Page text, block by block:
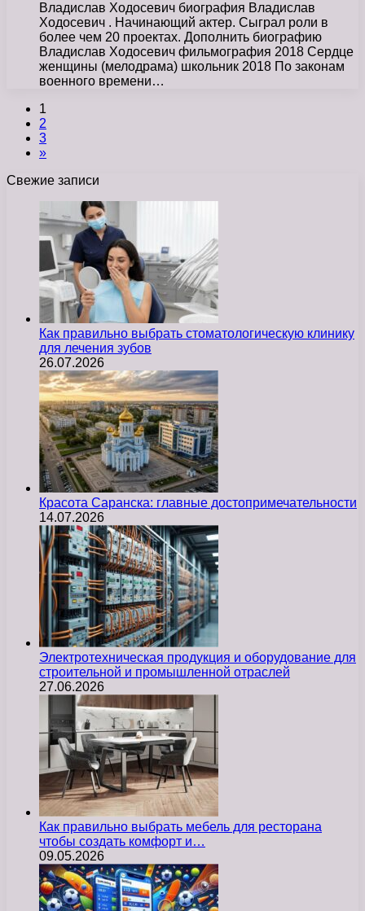
Владислав Ходосевич биография Владислав
Ходосевич . Начинающий актер. Сыграл роли в
более чем 20 проектах. Дополнить биографию
Владислав Ходосевич фильмография 2018 Сердце
женщины (мелодрама) школьник 2018 По законам
военного времени…
1
2
3
»
Свежие записи
Как правильно выбрать стоматологическую клинику
для лечения зубов
26.07.2026
Красота Саранска: главные достопримечательности
14.07.2026
Электротехническая продукция и оборудование для
строительной и промышленной отраслей
27.06.2026
Как правильно выбрать мебель для ресторана
чтобы создать комфорт и…
09.05.2026